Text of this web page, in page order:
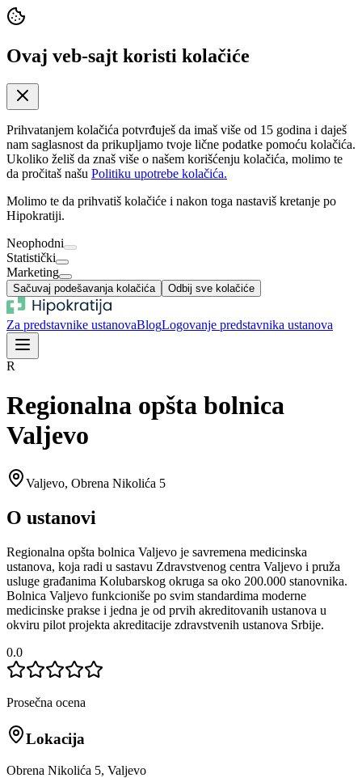
Ovaj veb-sajt koristi kolačiće
Prihvatanjem kolačića potvrđuješ da imaš više od 15 godina i daješ
nam saglasnost da prikupljamo tvoje lične podatke pomoću kolačića.
Ukoliko želiš da znaš više o našem korišćenju kolačića, molimo te
da pročitaš našu Politiku upotrebe kolačića.
Molimo te da prihvatiš kolačiće i nakon toga nastaviš kretanje po
Hipokratiji.
Neophodni
Statistički
Marketing
Sačuvaj podešavanja kolačića Odbij sve kolačiće
Za predstavnike ustanovaBlogLogovanje predstavnika ustanova
R
Regionalna opšta bolnica
Valjevo
Valjevo, Obrena Nikolića 5
O ustanovi
Regionalna opšta bolnica Valjevo je savremena medicinska
ustanova, koja radi u sastavu Zdravstvenog centra Valjevo i pruža
usluge građanima Kolubarskog okruga sa oko 200.000 stanovnika.
Bolnica Valjevo funkcioniše po svim standardima moderne
medicinske prakse i jedna je od prvih akreditovanih ustanova u
okviru pilot projekta akreditacije zdravstvenih ustanova Srbije.
0.0
Prosečna ocena
Lokacija
Obrena Nikolića 5, Valjevo